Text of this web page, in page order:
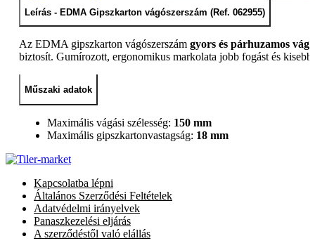
Leírás - EDMA Gipszkarton vágószerszám (Ref. 062955)
Az EDMA gipszkarton vágószerszám gyors és párhuzamos
biztosít. Gumírozott, ergonomikus markolata jobb fogást és
Műszaki adatok
Maximális vágási szélesség: 150 mm
Maximális gipszkartonvastagság: 18 mm
Kapcsolatba lépni
Általános Szerződési Feltételek
Adatvédelmi irányelvek
Panaszkezelési eljárás
A szerződéstől való elállás